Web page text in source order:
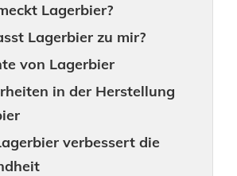
Lagerbier?
Lagerbier zu mir?
von Lagerbier
in der Herstellung
verbessert die